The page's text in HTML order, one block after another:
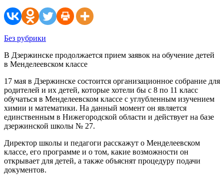
Без рубрики
В Дзержинске продолжается прием заявок на обучение детей
в Менделеевском классе
17 мая в Дзержинске состоится организационное собрание для
родителей и их детей, которые хотели бы с 8 по 11 класс
обучаться в Менделеевском классе с углубленным изучением
химии и математики. На данный момент он является
единственным в Нижегородской области и действует на базе
дзержинской школы № 27.
Директор школы и педагоги расскажут о Менделеевском
классе, его программе и о том, какие возможности он
открывает для детей, а также объяснят процедуру подачи
документов.